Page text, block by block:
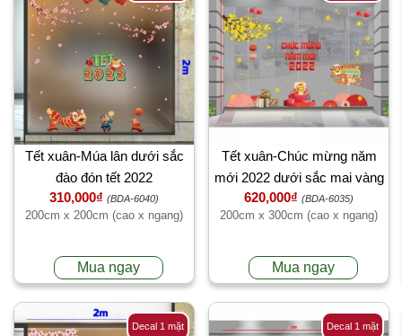
Tết xuân-Múa lân dưới sắc
đào đón tết 2022
310,000₫ (BDA-6040)
200cm x 200cm (cao x ngang)
Mua ngay
Tết xuân-Chúc mừng năm
mới 2022 dưới sắc mai vàng
cùng hổ
620,000₫ (BDA-6035)
200cm x 300cm (cao x ngang)
Mua ngay
Decal 1 mặt Decal 1 mặt